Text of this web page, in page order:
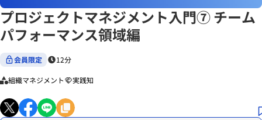
プロジェクトマネジメント入門⑦ チーム
パフォーマンス領域編
会員限定 12分
組織マネジメント 実践知